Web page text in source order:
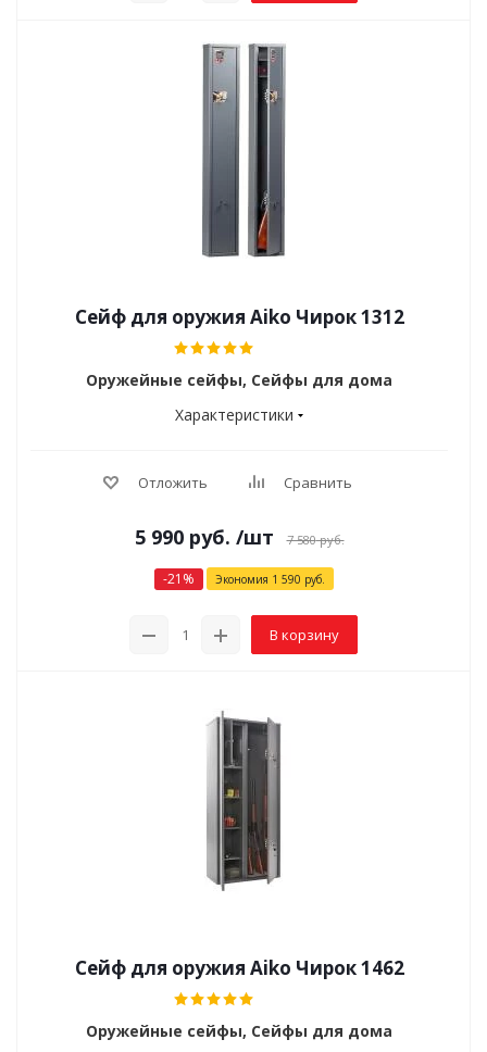
Сейф для оружия Aiko Чирок 1312
Оружейные сейфы, Сейфы для дома
Характеристики
Отложить Сравнить
5 990руб. /шт 7 580руб.
-21 % Экономия 1 590 руб.
В корзину
Сейф для оружия Aiko Чирок 1462
Оружейные сейфы, Сейфы для дома